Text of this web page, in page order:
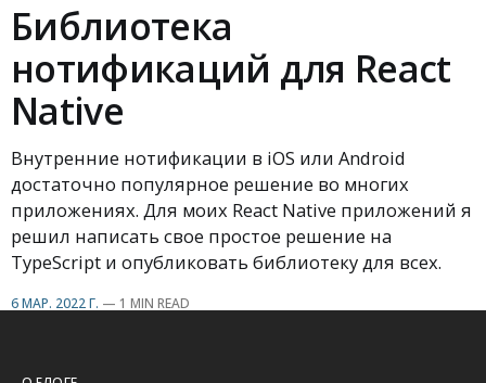
Библиотека
нотификаций для React
Native
Внутренние нотификации в iOS или Android
достаточно популярное решение во многих
приложениях. Для моих React Native приложений я
решил написать свое простое решение на
TypeScript и опубликовать библиотеку для всех.
6 МАР. 2022 Г. — 1 MIN READ